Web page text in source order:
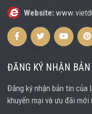
Website:
FacebookTwitterYoutube
ĐĂNG KÝ NHẬN BẢN
Đăng ký nhận bản tin
khuyến mại và ưu đãi mới